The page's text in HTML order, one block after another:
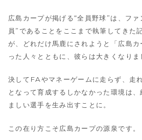
広島カープが掲げる“全員野球”は、フ
員”であることをここまで執筆してきた
が、どれだけ馬鹿にされようと「広島
った人々とともに、彼らは大きくなりま
決してFAやマネーゲームに走らず、走
となって育成するしかなかった環境は、
ましい選手を生み出すことに。
この在り方こそ広島カープの源泉です。